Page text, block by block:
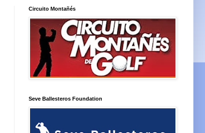
Circuito Montañés
Seve Ballesteros Foundation